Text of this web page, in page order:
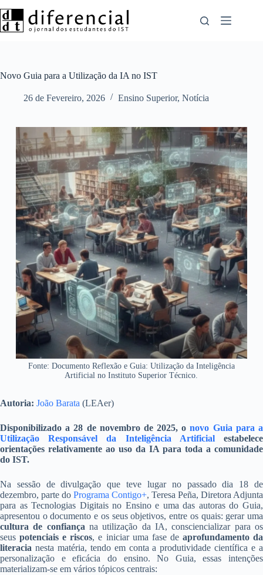
para
o
Novo Guia para a Utilização da IA no IST
26 de Fevereiro, 2026 Ensino Superior, Notícia
Fonte: Documento Reflexão e Guia: Utilização da Inteligência
Artificial no Instituto Superior Técnico.
Autoria: João Barata (LEAer)
Disponibilizado a 28 de novembro de 2025, onovo Guia para a
Utilização Responsável da Inteligência Artificialestabelece
orientações relativamente ao uso da IA para toda a comunidade
do IST.
Na sessão de divulgação que teve lugar no passado dia 18 de
dezembro, parte do Programa Contigo+, Teresa Peña, Diretora Adjunta
para as Tecnologias Digitais no Ensino e uma das autoras do Guia,
apresentou o documento e os seus objetivos, entre os quais: gerar uma
cultura de confiança na utilização da IA, consciencializar para os
seuspotenciais e riscos, e iniciar uma fase de aprofundamento da
literacia nesta matéria, tendo em conta a produtividade científica e a
personalização e eficácia do ensino. No Guia, essas intenções
materializam-se em vários tópicos centrais: